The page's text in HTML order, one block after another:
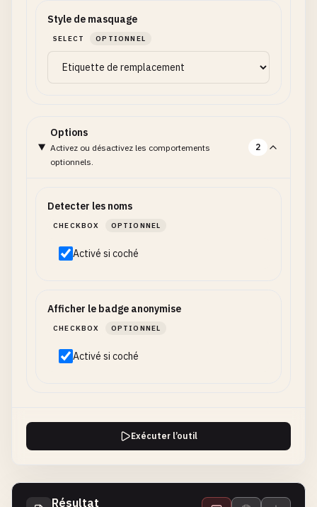
Style de masquage
SELECT OPTIONNEL
Options
Activez ou désactivez les comportements
optionnels.
2
Detecter les noms
CHECKBOX OPTIONNEL
Activé si coché
Afficher le badge anonymise
CHECKBOX OPTIONNEL
Activé si coché
Exécuter l’outil
Résultat